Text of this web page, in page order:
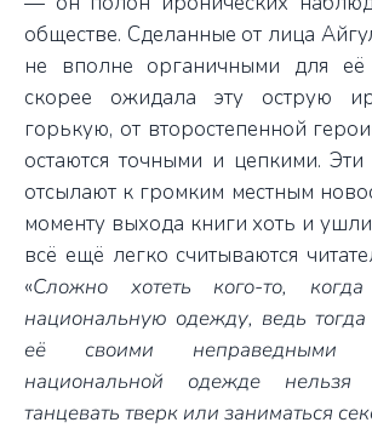
обществе. Сделанные от лица
не вполне органичными для
скорее ожидала эту острую
горькую, от второстепенной
остаются точными и цепкими. Эти
отсылают к громким местным
моменту выхода книги хоть и
всё ещё легко считываются
«Сложно хотеть кого-то,
национальную одежду, ведь
её своими
национальной одежде нельзя
танцевать тверк или заниматься